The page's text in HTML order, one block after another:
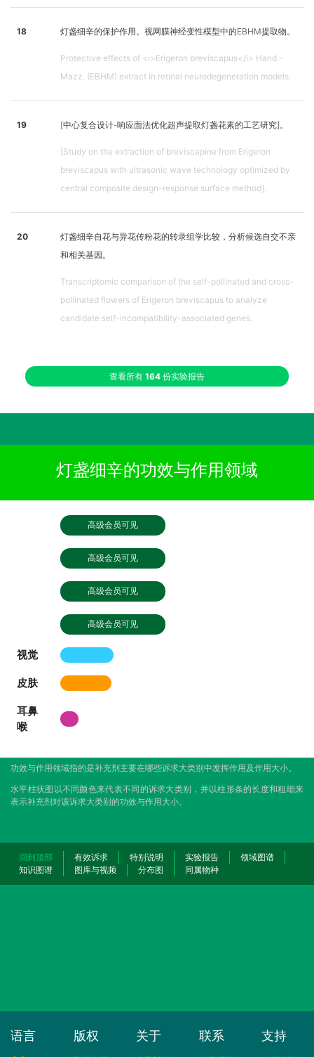
18 灯盏细辛的保护作用。视网膜神经变性模型中的EBHM提取物。
Protective effects of <i>Erigeron breviscapus</i> Hand.-
Mazz. (EBHM) extract in retinal neurodegeneration models.
19 [中心复合设计-响应面法优化超声提取灯盏花素的工艺研究]。
[Study on the extraction of breviscapine from Erigeron
breviscapus with ultrasonic wave technology optimized by
central composite design-response surface method].
20
灯盏细辛自花与异花传粉花的转录组学比较，分析候选自交不亲
和相关基因。
Transcriptomic comparison of the self-pollinated and cross-
pollinated flowers of Erigeron breviscapus to analyze
candidate self-incompatibility-associated genes.
查看所有 164 份实验报告
灯盏细辛的功效与作用领域
高级会员可见
高级会员可见
高级会员可见
高级会员可见
视觉
皮肤
耳鼻
喉
功效与作用领域指的是补充剂主要在哪些诉求大类别中发挥作用及作用大小。
水平柱状图以不同颜色来代表不同的诉求大类别，并以柱形条的长度和粗细来
表示补充剂对该诉求大类别的功效与作用大小。
回到顶部 有效诉求 特别说明 实验报告
领域图谱
知识图谱
图库与视频 分布图 同属物种
语言 版权 关于 联系 支持